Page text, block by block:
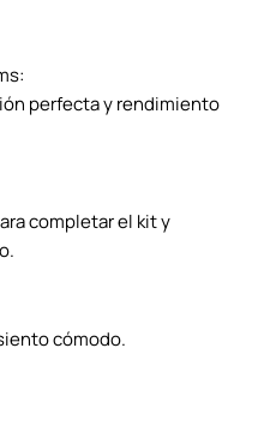
perfecta y rendimiento
completar el kit y
cómodo.